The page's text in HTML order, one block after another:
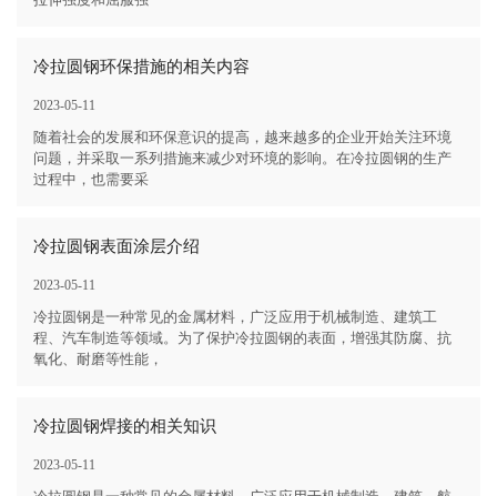
冷拉圆钢环保措施的相关内容
2023-05-11
随着社会的发展和环保意识的提高，越来越多的企业开始关注环境
问题，并采取一系列措施来减少对环境的影响。在冷拉圆钢的生产
过程中，也需要采
冷拉圆钢表面涂层介绍
2023-05-11
冷拉圆钢是一种常见的金属材料，广泛应用于机械制造、建筑工
程、汽车制造等领域。为了保护冷拉圆钢的表面，增强其防腐、抗
氧化、耐磨等性能，
冷拉圆钢焊接的相关知识
2023-05-11